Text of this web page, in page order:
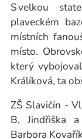
S velkou
plaveckém
místních
místo.
který
Králíková, ta
ZŠ Slavičín -
B, Jindřiška
Barbora